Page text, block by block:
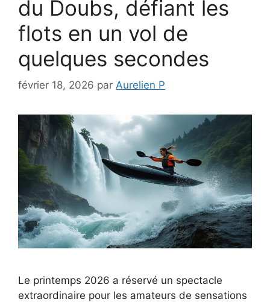
du Doubs, défiant les
flots en un vol de
quelques secondes
février 18, 2026 par Aurelien P
Le printemps 2026 a réservé un spectacle
extraordinaire pour les amateurs de sensations